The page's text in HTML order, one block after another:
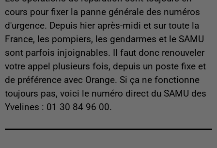
cours pour fixer la panne générale des numéros
d'urgence. Depuis hier après-midi et sur toute la
France, les pompiers, les gendarmes et le SAMU
sont parfois injoignables. Il faut donc renouveler
votre appel plusieurs fois, depuis un poste fixe et
de préférence avec Orange. Si ça ne fonctionne
toujours pas, voici le numéro direct du SAMU des
Yvelines : 01 30 84 96 00.